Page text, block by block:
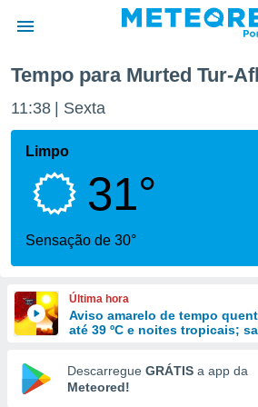
da
foi
fornecidas
a este
das
e
forma
digital
Tempo para Murted Tur-
11:38 Sexta
Limpo
31°
Sensação de 30°
Última hora
Aviso amarelo de tempo
até 39 ºC e noites tropicais;
Descarregue GRÁTIS a app da
Meteored!